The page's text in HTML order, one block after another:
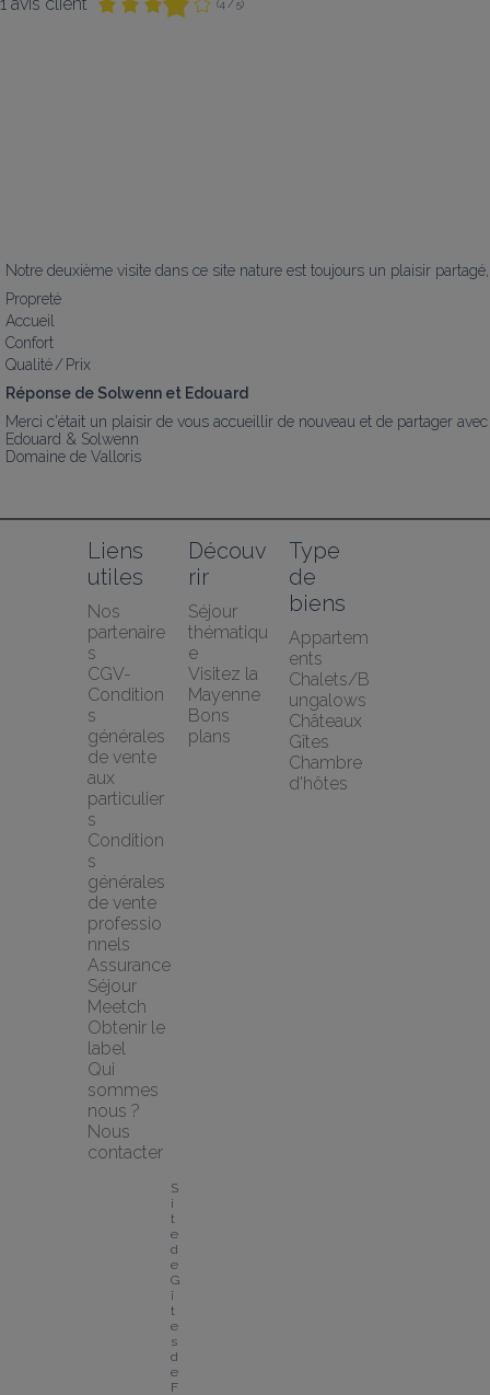
(4 / 5)
Notre deuxième visite dans ce site nature est toujours un plaisir
Propreté
Accueil
Confort
Qualité / Prix
Réponse de Solwenn et Edouard
Merci c'était un plaisir de vous accueillir de nouveau et de partager
Edouard & Solwenn
Domaine de Valloris
Liens
utiles
Nos
partenaire
s
CGV-
Condition
s
générales
de vente
aux
particulier
s
Condition
s
générales
de vente
professio
nnels
Assurance
Séjour
Meetch
Obtenir le
label
Qui
sommes
nous ?
Nous
contacter
Découv
rir
Séjour
thématiqu
e
Visitez la
Mayenne
Bons
plans
Type
de
biens
Appartem
ents
Chalets/B
ungalows
Châteaux
Gîtes
Chambre
d'hôtes
S
i
t
e
d
e
G
î
t
e
s
d
e
F